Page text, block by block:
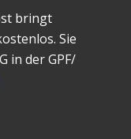
bringt
Sie
in der GPF/